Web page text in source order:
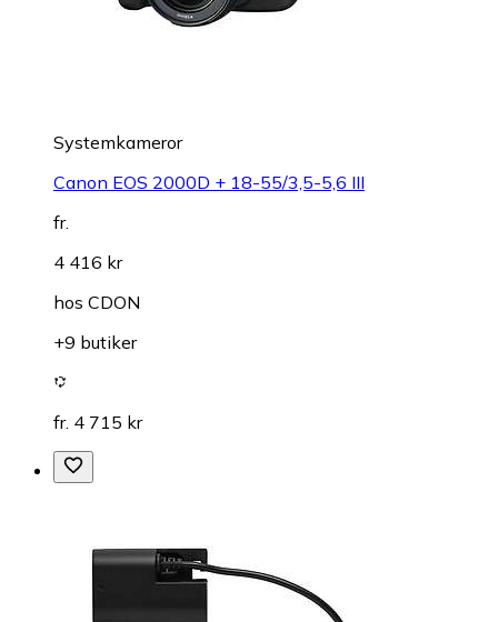
Systemkameror
Canon EOS 2000D + 18-55/3,5-5,6 III
fr.
4 416 kr
hos CDON
+9 butiker
fr. 4 715 kr